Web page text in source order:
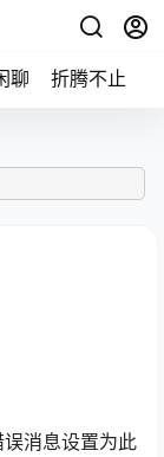
聊 折腾不止
消息设置为此